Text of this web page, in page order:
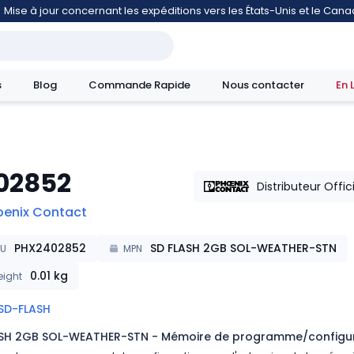
Mise à jour concernant les expéditions vers les États-Unis et le
Blog Commande Rapide Nous contacter En
Distributeur
Contact
PHX2402852 MPN SD FLASH 2GB SOL-WEATHER-STN
0.01 kg
FLASH
2GB SOL-WEATHER-STN - Mémoire de programme/